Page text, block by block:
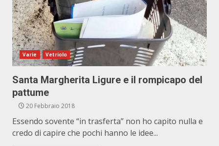
Varie Vetriolo
Santa Margherita Ligure e il rompicapo del
pattume
20 Febbraio 2018
Essendo sovente “in trasferta” non ho capito nulla e
credo di capire che pochi hanno le idee...